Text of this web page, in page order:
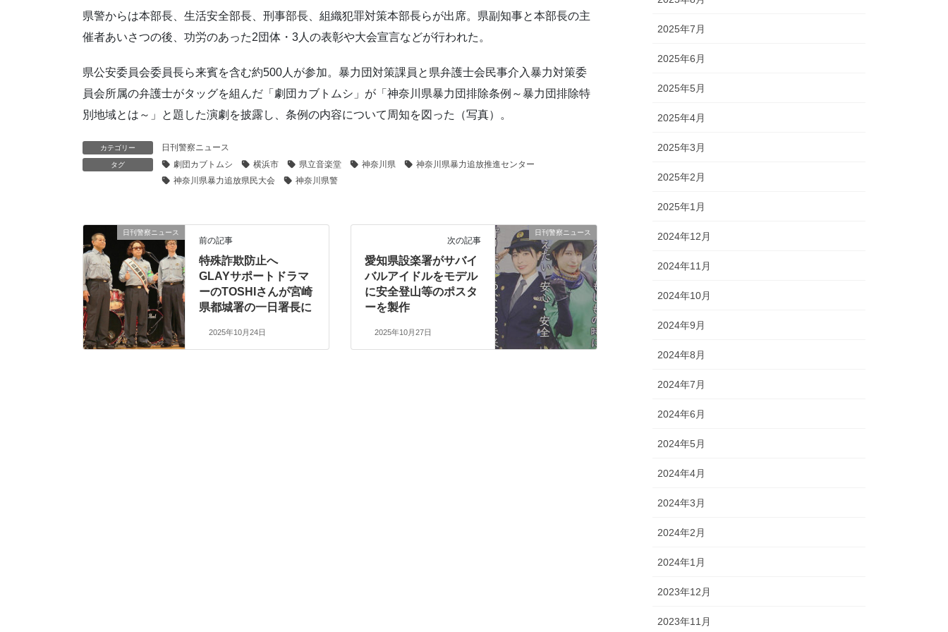
県警からは本部長、生活安全部長、刑事部長、組織犯罪対策本部長らが出席。県副知事と本部長の主
催者あいさつの後、功労のあった2団体・3人の表彰や大会宣言などが行われた。
県公安委員会委員長ら来賓を含む約500人が参加。暴力団対策課員と県弁護士会民事介入暴力対策委
員会所属の弁護士がタッグを組んだ「劇団カブトムシ」が「神奈川県暴力団排除条例～暴力団排除特
別地域とは～」と題した演劇を披露し、条例の内容について周知を図った（写真）。
カテゴリー 日刊警察ニュース
タグ 劇団カブトムシ 横浜市 県立音楽堂 神奈川県
神奈川県暴力追放推進センター
神奈川県暴力追放県民大会
神奈川県警
日刊警察ニュース
前の記事
特殊詐欺防止へ
GLAYサポートドラマ
ーのTOSHIさんが宮崎
県都城署の一日署長に
2025年10月24日
日刊警察ニュース
次の記事
愛知県設楽署がサバイ
バルアイドルをモデル
に安全登山等のポスタ
ーを製作
2025年10月27日
2025年7月
2025年6月
2025年5月
2025年4月
2025年3月
2025年2月
2025年1月
2024年12月
2024年11月
2024年10月
2024年9月
2024年8月
2024年7月
2024年6月
2024年5月
2024年4月
2024年3月
2024年2月
2024年1月
2023年12月
2023年11月